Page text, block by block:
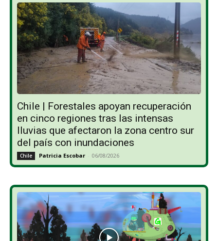
Chile | Forestales apoyan recuperación
en cinco regiones tras las intensas
lluvias que afectaron la zona centro sur
del país con inundaciones
Chile Patricia Escobar - 06/08/2026